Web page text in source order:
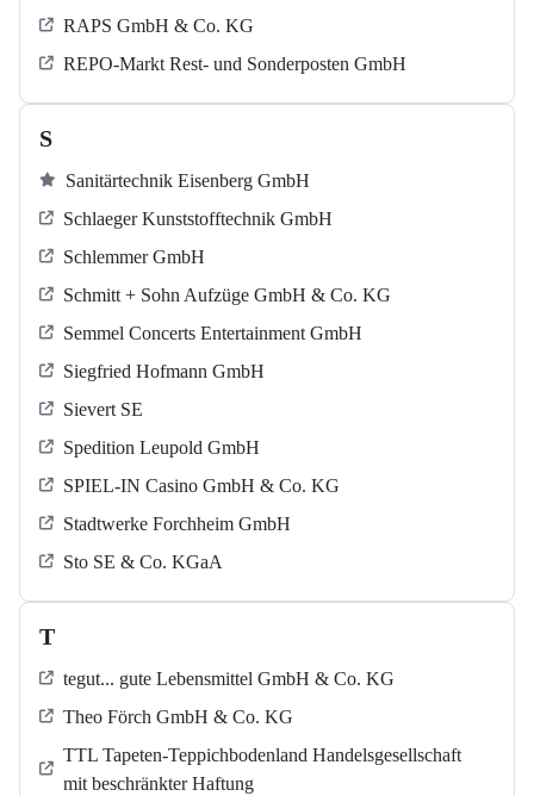
RAPS GmbH & Co. KG
REPO-Markt Rest- und Sonderposten GmbH
S
Sanitärtechnik Eisenberg GmbH
Schlaeger Kunststofftechnik GmbH
Schlemmer GmbH
Schmitt + Sohn Aufzüge GmbH & Co. KG
Semmel Concerts Entertainment GmbH
Siegfried Hofmann GmbH
Sievert SE
Spedition Leupold GmbH
SPIEL-IN Casino GmbH & Co. KG
Stadtwerke Forchheim GmbH
Sto SE & Co. KGaA
T
tegut... gute Lebensmittel GmbH & Co. KG
Theo Förch GmbH & Co. KG
TTL Tapeten-Teppichbodenland Handelsgesellschaft
mit beschränkter Haftung